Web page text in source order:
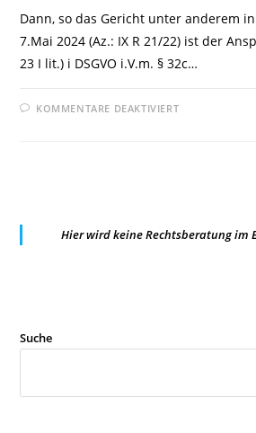
Dann, so das Gericht unter anderem
7.Mai 2024 (Az.: IX R 21/22) ist der
23 I lit.) i DSGVO i.V.m. § 32c…
KOMMENTARE DEAKTIVIERTFÜR
GEMÄSS A
N D
Hier wird keine Rechtsberatung im
Suche